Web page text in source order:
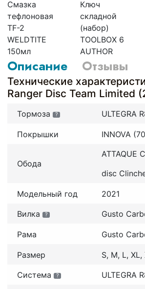
Смазка
тефлоновая
TF-2
WELDTITE
150мл
Ключ
складной
(набор)
TOOLBOX 6
AUTHOR
Описание Отзывы
Технические
Ranger Disc Team Limited
Тормоза ? ULTEGRA
Покрышки INNOVA
Обода
ATTAQUE
disc
Модельный год 2021
Вилка ? Gusto
Рама Gusto
Размер S, M, L, XL,
Система ?
ULTEGRA